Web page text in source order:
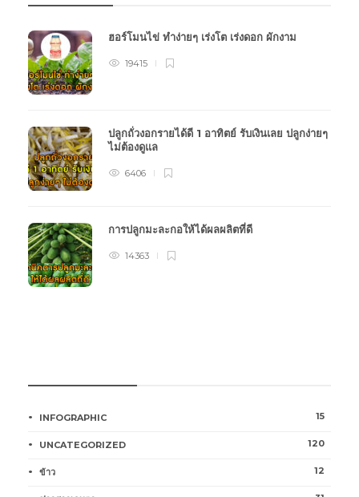
ฮอร์โมนไข่ ทำง่ายๆ เร่งโต เร่งดอก ผักงาม
19415
ปลูกถั่วงอกรายได้ดี 1 อาทิตย์ รับเงินเลย ปลูกง่ายๆ
ไม่ต้องดูแล
6406
การปลูกมะละกอให้ได้ผลผลิตที่ดี
14363
INFOGRAPHIC 15
UNCATEGORIZED 120
ข้าว 12